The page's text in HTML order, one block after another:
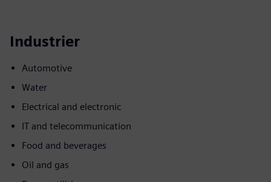
Industrier
Automotive
Water
Electrical and electronic
IT and telecommunication
Food and beverages
Oil and gas